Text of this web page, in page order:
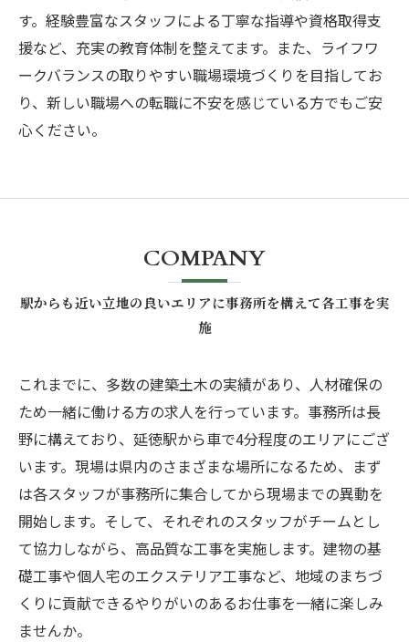
す。経験豊富なスタッフによる丁寧な指導や資格取得支
援など、充実の教育体制を整えてます。また、ライフワ
ークバランスの取りやすい職場環境づくりを目指してお
り、新しい職場への転職に不安を感じている方でもご安
心ください。
駅からも近い立地の良いエリアに事務所を構えて各工事を実
施
COMPANY
これまでに、多数の建築土木の実績があり、人材確保の
ため一緒に働ける方の求人を行っています。事務所は長
野に構えており、延徳駅から車で4分程度のエリアにござ
います。現場は県内のさまざまな場所になるため、まず
は各スタッフが事務所に集合してから現場までの異動を
開始します。そして、それぞれのスタッフがチームとし
て協力しながら、高品質な工事を実施します。建物の基
礎工事や個人宅のエクステリア工事など、地域のまちづ
くりに貢献できるやりがいのあるお仕事を一緒に楽しみ
ませんか。